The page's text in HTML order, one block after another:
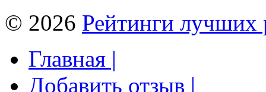
© 2026 Рейтинги лучших
Главная |
Добавить отзыв |